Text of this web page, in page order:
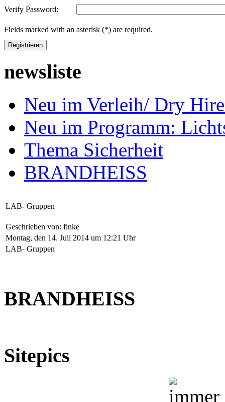
Verify Password:
Fields marked with an asterisk (*) are required.
Registrieren
newsliste
Neu im Verleih/ Dry
Neu im Programm:
Thema Sicherheit
BRANDHEISS
LAB- Gruppen
Geschrieben von: finke
Montag, den 14. Juli 2014 um 12:21 Uhr
LAB- Gruppen
BRANDHEISS
Sitepics